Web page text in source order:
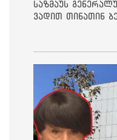
საზმაუს
ვადით თინათინ